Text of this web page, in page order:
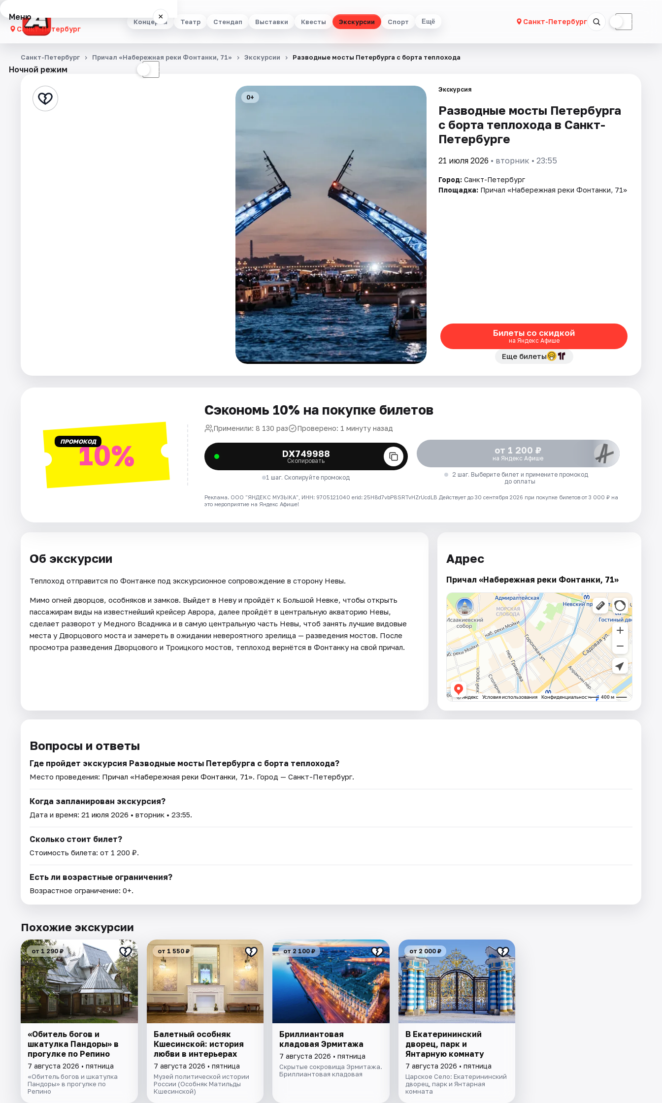
Концерты Театр Стендап Выставки Квесты Экскурсии Спорт Ещё Санкт-Петербург ☾
Меню ×
Санкт-Петербург
Концерты
Стендап
Ночной режим ☾
Санкт-Петербург Причал «Набережная реки Фонтанки, 71» Экскурсии Разводные мосты Петербурга с борта теплохода
0+
Экскурсия
Разводные мосты Петербурга
с борта теплохода в Санкт-
Петербурге
21 июля 2026 • вторник • 23:55
Город: Санкт-Петербург
Площадка: Причал «Набережная реки Фонтанки, 71»
Билеты со скидкой
на Яндекс Афише
Еще билеты
ПРОМОКОД10%
Сэкономь 10% на покупке билетов
Применили: 8 130 раз Проверено: 1 минуту назад
DX749988
Скопировать
1 шаг. Скопируйте промокод
от 1 200 ₽
на Яндекс Афише
2 шаг. Выберите билет и примените промокод
до оплаты
Реклама. ООО "ЯНДЕКС МУЗЫКА", ИНН: 9705121040 erid: 25H8d7vbP8SRTvHZrUcdLB Действует до 30 сентября 2026 при покупке билетов от 3 000 ₽ на
это мероприятие на Яндекс Афише!
Об экскурсии
Теплоход отправится по Фонтанке под экскурсионное сопровождение в сторону Невы.
Мимо огней дворцов, особняков и замков. Выйдет в Неву и пройдёт к Большой Невке, чтобы открыть
пассажирам виды на известнейший крейсер Аврора, далее пройдёт в центральную акваторию Невы,
сделает разворот у Медного Всадника и в самую центральную часть Невы, чтоб занять лучшие видовые
места у Дворцового моста и замереть в ожидании невероятного зрелища — разведения мостов. После
просмотра разведения Дворцового и Троицкого мостов, теплоход вернётся в Фонтанку на свой причал.
Адрес
Причал «Набережная реки Фонтанки, 71»
Вопросы и ответы
Где пройдет экскурсия Разводные мосты Петербурга с борта теплохода?
Место проведения: Причал «Набережная реки Фонтанки, 71». Город — Санкт-Петербург.
Когда запланирован экскурсия?
Дата и время: 21 июля 2026 • вторник • 23:55.
Сколько стоит билет?
Стоимость билета: от 1 200 ₽.
Есть ли возрастные ограничения?
Возрастное ограничение: 0+.
Похожие экскурсии
от 1 290 ₽
«Обитель богов и
шкатулка Пандоры» в
прогулке по Репино
7 августа 2026 • пятница
«Обитель богов и шкатулка
Пандоры» в прогулке по
Репино
от 1 550 ₽
Балетный особняк
Кшесинской: история
любви в интерьерах
7 августа 2026 • пятница
Музей политической истории
России (Особняк Матильды
Кшесинской)
от 2 100 ₽
Бриллиантовая
кладовая Эрмитажа
7 августа 2026 • пятница
Скрытые сокровища Эрмитажа.
Бриллиантовая кладовая
от 2 000 ₽
В Екатерининский
дворец, парк и
Янтарную комнату
7 августа 2026 • пятница
Царское Село: Екатерининский
дворец, парк и Янтарная
комната